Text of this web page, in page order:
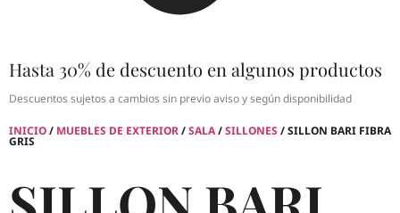
Hasta 30% de descuento en algunos productos
Descuentos sujetos a cambios sin previo aviso y según disponibilidad
INICIO/ MUEBLES DE EXTERIOR/SALA/SILLONES / SILLON BARI FIBRA
GRIS